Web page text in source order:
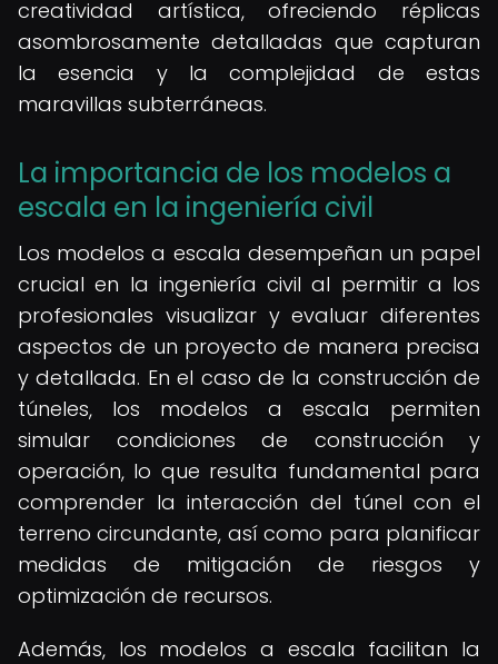
creatividad artística, ofreciendo réplicas
asombrosamente detalladas que capturan
la esencia y la complejidad de estas
maravillas subterráneas.
La importancia de los modelos a
escala en la ingeniería civil
Los modelos a escala desempeñan un papel
crucial en la ingeniería civil al permitir a los
profesionales visualizar y evaluar diferentes
aspectos de un proyecto de manera precisa
y detallada. En el caso de la construcción de
túneles, los modelos a escala permiten
simular condiciones de construcción y
operación, lo que resulta fundamental para
comprender la interacción del túnel con el
terreno circundante, así como para planificar
medidas de mitigación de riesgos y
optimización de recursos.
Además, los modelos a escala facilitan la